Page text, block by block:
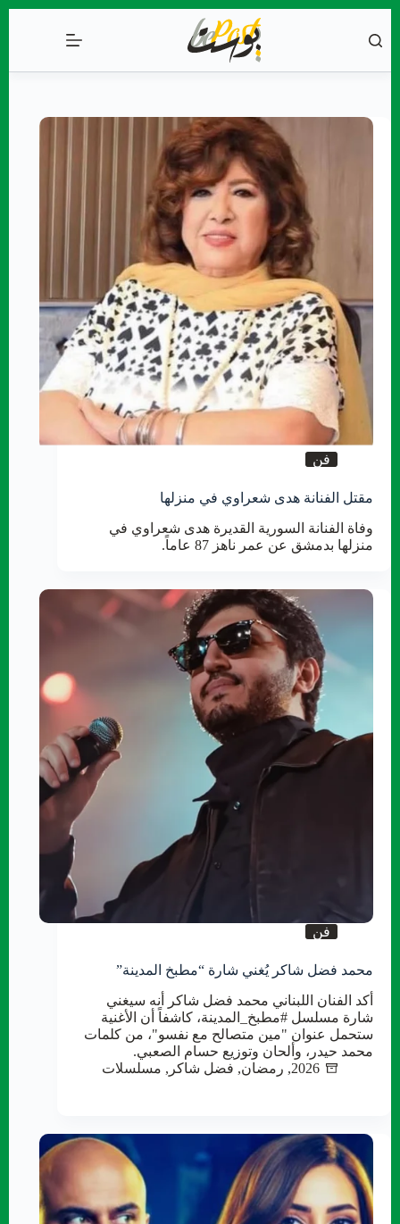
إلى
المحتوى
فن
مقتل الفنانة هدى شعراوي في منزلها
وفاة الفنانة السورية القديرة هدى شعراوي في
منزلها بدمشق عن عمر ناهز 87 عاماً.
فن
محمد فضل شاكر يُغني شارة “مطبخ المدينة”
أكد الفنان اللبناني محمد فضل شاكر أنه سيغني
شارة مسلسل #مطبخ_المدينة، كاشفاً أن الأغنية
ستحمل عنوان "مين متصالح مع نفسو"، من كلمات
محمد حيدر، وألحان وتوزيع حسام الصعبي.
2026
, رمضان, فضل شاكر , مسلسلات